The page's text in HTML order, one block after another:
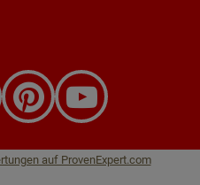
auf ProvenExpert.com